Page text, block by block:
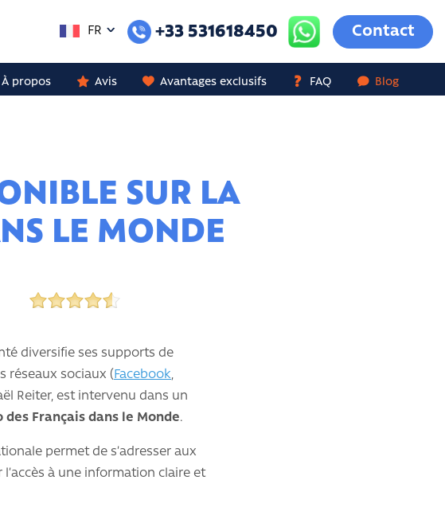
FR +33 531618450 Contact
À propos Avis Avantages exclusifs FAQ Blog
SUR LA
LE MONDE
diversifie ses supports de
réseaux sociaux ( Facebook,
Reiter, est intervenu dans un
des Français dans le Monde.
permet de s’adresser aux
à une information claire et